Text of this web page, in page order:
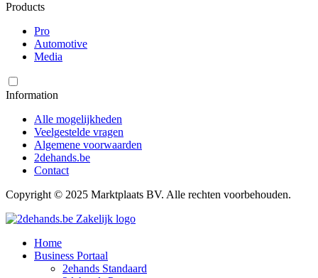
Products
Pro
Automotive
Media
Information
Alle mogelijkheden
Veelgestelde vragen
Algemene voorwaarden
2dehands.be
Contact
Copyright © 2025 Marktplaats BV. Alle rechten voorbehouden.
Home
Business Portaal
2ehands Standaard